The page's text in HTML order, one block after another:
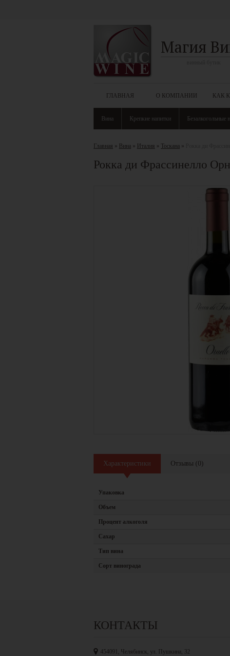
Магия
ГЛАВНАЯ О КОМПАНИИ КАК
Вина Крепкие напитки Безалкогольные
Главная » Вина » Италия » Тоскана »
Рокка ди Фрассинелло
Характеристики Отзывы ( 0 )
Упаковка
Объем
Процент алкоголя
Сахар
Тип вина
Сорт винограда
КОНТАКТЫ
454091, Челябинск, ул. Пушкина, 32